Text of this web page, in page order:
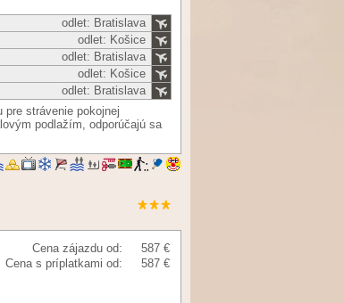
odlet: Bratislava
odlet: Košice
odlet: Bratislava
odlet: Košice
odlet: Bratislava
strávenie pokojnej
podlažím, odporúčajú sa
Cena zájazdu od:
587 €
Cena s príplatkami od:
587 €